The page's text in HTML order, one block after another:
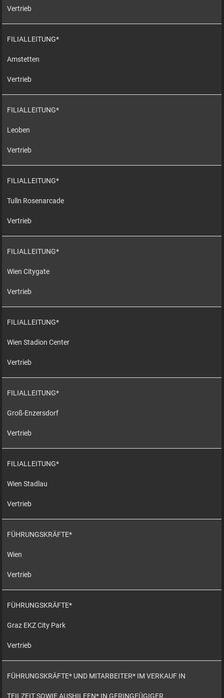
Vertrieb
FILIALLEITUNG*
Amstetten
Vertrieb
FILIALLEITUNG*
Leoben
Vertrieb
FILIALLEITUNG*
Tulln Rosenarcade
Vertrieb
FILIALLEITUNG*
Wien Citygate
Vertrieb
FILIALLEITUNG*
Wien Stadion Center
Vertrieb
FILIALLEITUNG*
Groß-Enzersdorf
Vertrieb
FILIALLEITUNG*
Wien Stadlau
Vertrieb
FÜHRUNGSKRÄFTE*
Wien
Vertrieb
FÜHRUNGSKRÄFTE*
Graz EKZ City Park
Vertrieb
FÜHRUNGSKRÄFTE* UND MITARBEITER* IM VERKAUF IN
TEILZEIT SOWIE AUSHILFEN* IN GERINGFÜGIGER